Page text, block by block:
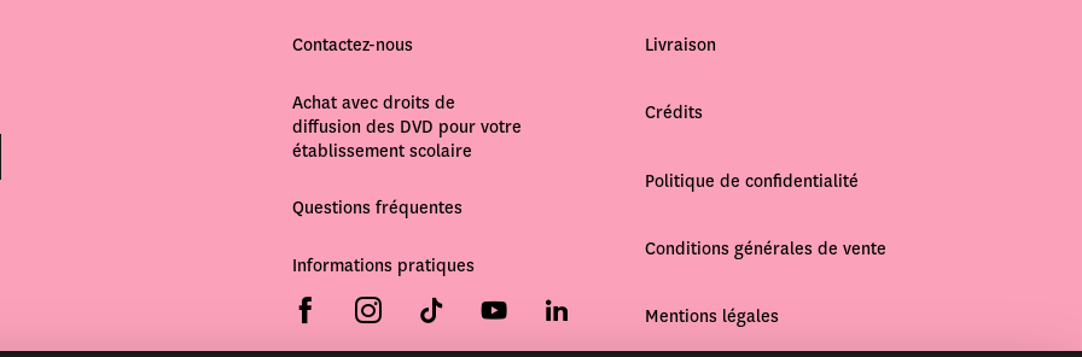
Contactez-nous
Achat avec droits de
diffusion des DVD pour votre
établissement scolaire
Questions fréquentes
Informations pratiques
Livraison
Crédits
Politique de confidentialité
Conditions générales de vente
Mentions légales